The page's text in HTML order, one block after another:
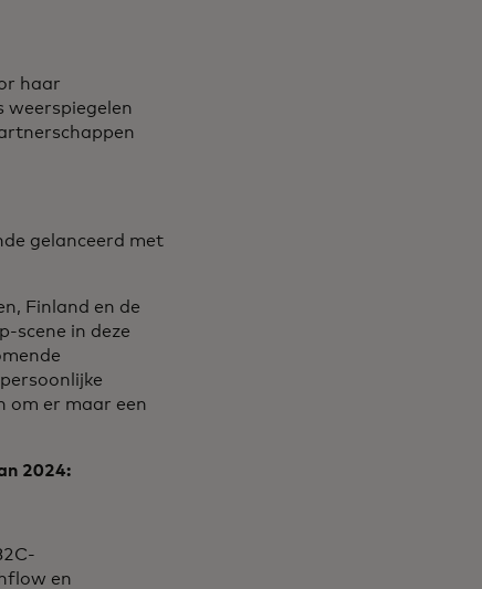
haar
weerspiegelen
gelanceerd met
Finland en de
scene in deze
om er maar een
2024:
en